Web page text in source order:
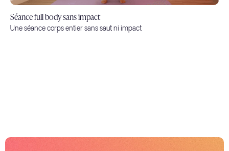
Séance full body sans impact
Une séance corps entier sans saut ni impact